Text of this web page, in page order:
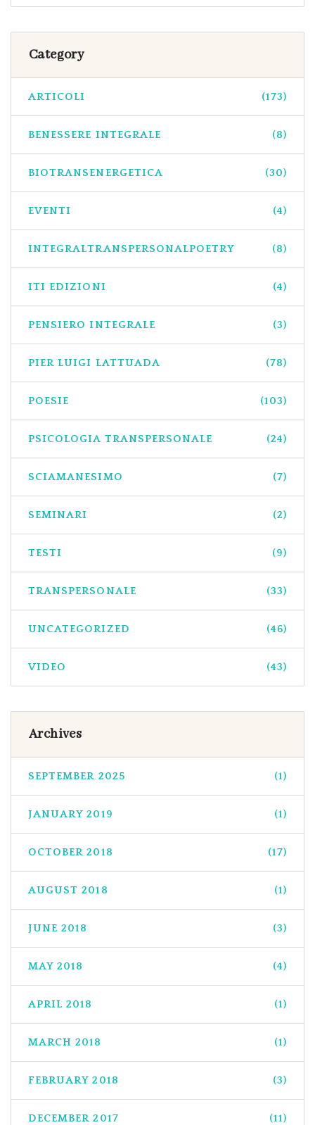
Category
ARTICOLI (173)
BENESSERE INTEGRALE (8)
BIOTRANSENERGETICA (30)
EVENTI (4)
INTEGRALTRANSPERSONALPOETRY (8)
ITI EDIZIONI (4)
PENSIERO INTEGRALE (3)
PIER LUIGI LATTUADA (78)
POESIE (103)
PSICOLOGIA TRANSPERSONALE (24)
SCIAMANESIMO (7)
SEMINARI (2)
TESTI (9)
TRANSPERSONALE (33)
UNCATEGORIZED (46)
VIDEO (43)
Archives
SEPTEMBER 2025 (1)
JANUARY 2019 (1)
OCTOBER 2018 (17)
AUGUST 2018 (1)
JUNE 2018 (3)
MAY 2018 (4)
APRIL 2018 (1)
MARCH 2018 (1)
FEBRUARY 2018 (3)
DECEMBER 2017 (11)